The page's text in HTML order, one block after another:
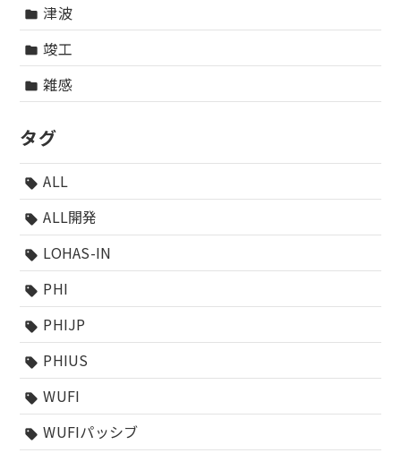
folder 津波
folder 竣工
folder 雑感
タグ
sell ALL
sell ALL開発
sell LOHAS-IN
sell PHI
sell PHIJP
sell PHIUS
sell WUFI
sell WUFIパッシブ